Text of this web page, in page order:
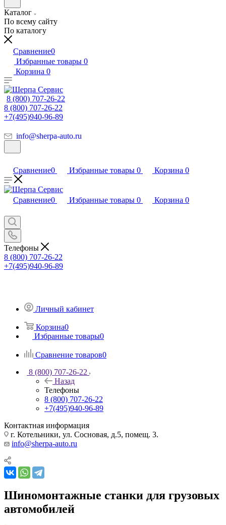
Каталог
По всему сайту
По каталогу
Сравнение0
Избранные товары 0
Корзина 0
8 (800) 707-26-22
8 (800) 707-26-22
+7(495)940-96-89
info@sherpa-auto.ru
Сравнение0 Избранные товары 0 Корзина 0
Сравнение0 Избранные товары 0 Корзина 0
Телефоны
8 (800) 707-26-22
+7(495)940-96-89
Личный кабинет
Корзина0
Избранные товары0
Сравнение товаров0
8 (800) 707-26-22
Назад
Телефоны
8 (800) 707-26-22
+7(495)940-96-89
Контактная информация
г. Котельники, ул. Сосновая, д.5, помещ. 3.
info@sherpa-auto.ru
Шиномонтажные станки для грузовых
автомобилей